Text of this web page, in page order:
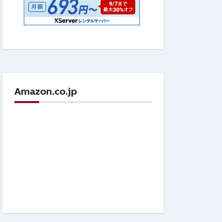
Amazon.co.jp